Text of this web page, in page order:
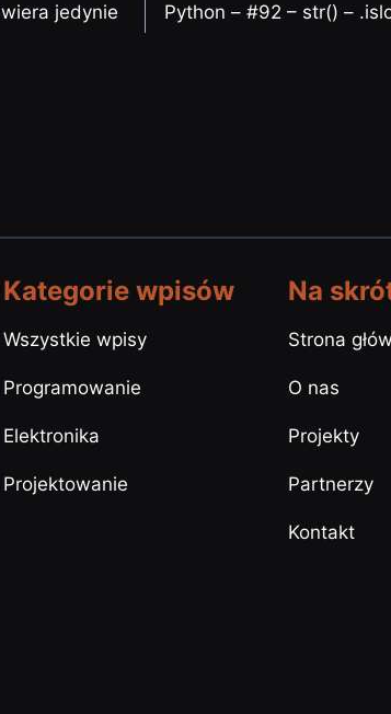
jedynie
Python – #92 – str() –
Kategorie wpisów
Wszystkie wpisy
Programowanie
Elektronika
Projektowanie
Na
Strona
O nas
Projekty
Partnerzy
Kontakt